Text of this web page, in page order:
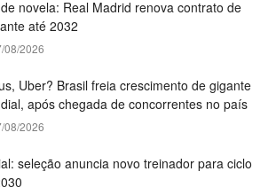
novela: Real Madrid renova contrato de
até 2032
08/2026
Uber? Brasil freia crescimento de gigante
após chegada de concorrentes no país
08/2026
seleção anuncia novo treinador para ciclo